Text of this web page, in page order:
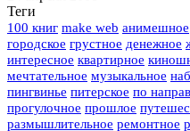
Теги
100 книг make web анимешное
городское грустное денежное
интересное квартирное
мечтательное музыкальное
пингвинье питерское по
прогулочное прошлое
размышлительное ремонтное